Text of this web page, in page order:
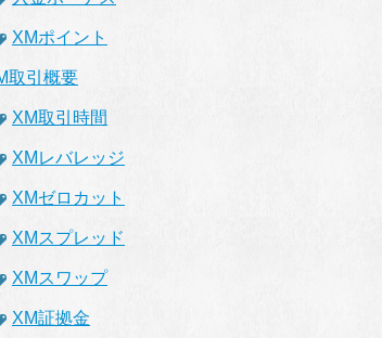
XMポイント
取引概要
XM取引時間
XMレバレッジ
XMゼロカット
XMスプレッド
XMスワップ
XM証拠金